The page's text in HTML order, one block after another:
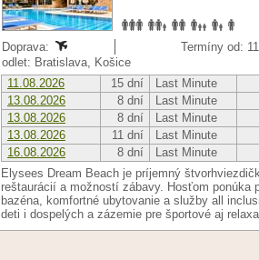
Doprava:
Termíny od:
odlet: Bratislava, Košice
11.08.2026
15 dní Last Minute
13.08.2026
8 dní Last Minute
13.08.2026
8 dní Last Minute
13.08.2026
11 dní Last Minute
16.08.2026
8 dní Last Minute
Elysees Dream Beach je príjemný
reštaurácií a možností zábavy. Hosťom ponúka
bazéna, komfortné ubytovanie a služby all
deti i dospelých a zázemie pre športové aj